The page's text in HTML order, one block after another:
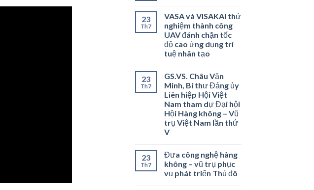
23
Th7
VASA và VISAKAI thử
nghiệm thành công
UAV đánh chặn tốc
độ cao ứng dụng trí
tuệ nhân tạo
23
Th7
GS.VS. Châu Văn
Minh, Bí thư Đảng ủy
Liên hiệp Hội Việt
Nam tham dự Đại hội
Hội Hàng không – Vũ
trụ Việt Nam lần thứ
V
23
Th7
Đưa công nghệ hàng
không – vũ trụ phục
vụ phát triển Thủ đô